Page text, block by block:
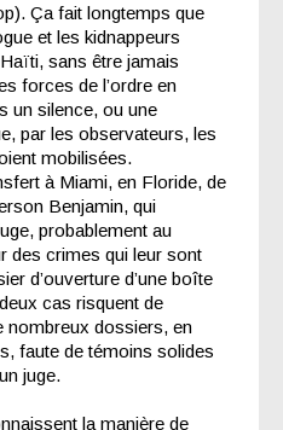
Ça fait longtemps que
et les kidnappeurs
sans être jamais
forces de l’ordre en
un silence, ou une
par les observateurs, les
mobilisées.
à Miami, en Floride, de
Benjamin, qui
probablement au
des crimes qui leur sont
d’ouverture d’une boîte
cas risquent de
nombreux dossiers, en
faute de témoins solides
juge.
la manière de